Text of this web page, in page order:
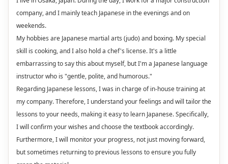
company, and I mainly teach Japanese in the evenings and on
weekends.
My hobbies are Japanese martial arts (judo) and boxing. My special
skill is cooking, and I also hold a chef's license. It's a little
embarrassing to say this about myself, but I'm a Japanese language
instructor who is "gentle, polite, and humorous."
Regarding Japanese lessons, I was in charge of in-house training at
my company. Therefore, I understand your feelings and will tailor the
lessons to your needs, making it easy to learn Japanese. Specifically,
I will confirm your wishes and choose the textbook accordingly.
Furthermore, I will monitor your progress, not just moving forward,
but sometimes returning to previous lessons to ensure you fully